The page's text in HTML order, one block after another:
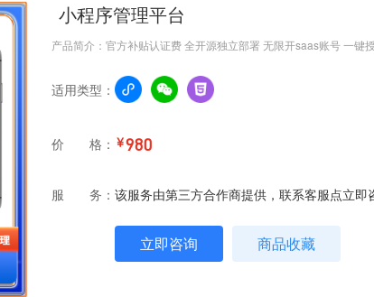
小程序管理平台
产品简介：官方补贴认证费 全开源独立部署 无限开saas账号 一键
适用类型：
价 格： ￥980
服 务： 该服务由第三方合作商提供，联系客服点立即
立即咨询 商品收藏